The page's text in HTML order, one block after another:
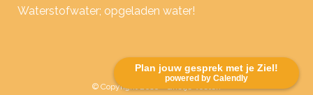
Plan jouw gesprek met je Ziel!
powered by Calendly
Waterstofwater; opgeladen water!
© Copyright 2016 - Grietje Voeten